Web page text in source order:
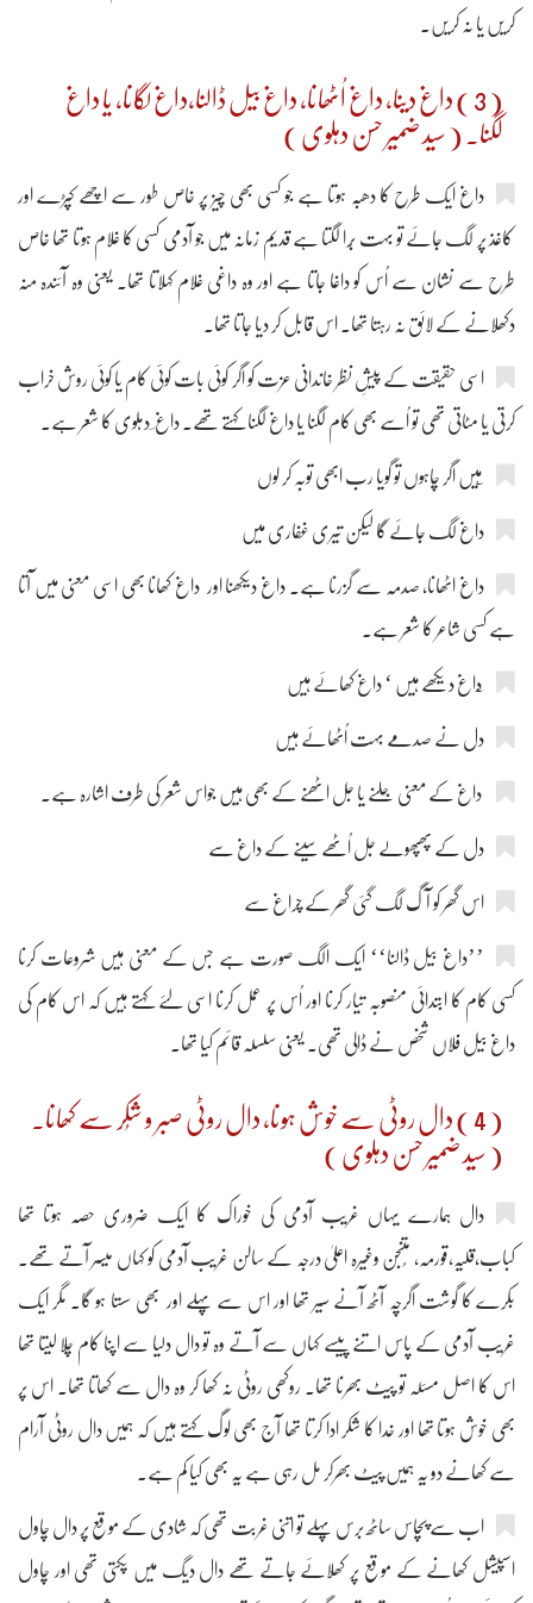
کریں یا نہ کریں۔
( 3 ) داغ دینا، داغ اُٹھانا، داغ بیل ڈالنا،داغ لگانا، یا داغ
لگنا۔ ( سید ضمیر حسن دہلوی )
داغ ایک طرح کا دھبّہ ہوتا ہے جو کسی بھی چیز پر خاص طور سے اچھے کپڑے اور
کاغذ پر لگ جائے تو بہت بُرا لگتا ہے قدیم زمانہ میں جو آدمی کسی کا غلام ہوتا تھا خاص
طرح سے نشان سے اُس کو داغا جاتا ہے اور وہ داغی غلام کہلاتا تھا۔ یعنی وہ آئندہ منہ
دکھلانے کے لائق نہ رہتا تھا۔ اس قابل کر دیا جاتا تھا۔
اسی حقیقت کے پیشِ نظر خاندانی عزت کو اگر کوئی بات کوئی کام یا کوئی روش خراب
کرتی یا مٹاتی تھی تو اُسے بھی کام لگنا یا داغ لگنا کہتے تھے۔ داغ ؔ دہلوی کا شعر ہے۔
داغ لگ جائے گا لیکن تیری غفاری میں
داغ اٹھانا، صدمہ سے گزرنا ہے۔ داغ دیکھنا اور داغ کھانا بھی اسی معنی میں آتا
ہے کسی شاعر کا شعر ہے۔
دل نے صدمے بہت اُٹھائے ہیں
داغ کے معنی جلنے یا جل اٹھنے کے بھی ہیں جواس شعر کی طرف اشارہ ہے۔
دل کے پھپھولے جل اُٹھے سینے کے داغ سے
اس گھر کو آگ لگ گئی گھر کے چراغ سے
’’داغ بیل ڈالنا‘‘ ایک الگ صورت ہے جس کے معنی ہیں شروعات کرنا
کسی کام کا ابتدائی منصوبہ تیار کرنا اور اُس پر عمل کرنا اسی لئے کہتے ہیں کہ اس کام کی
داغ بیل فلاں شخص نے ڈالی تھی۔ یعنی سلسلہ قائم کیا تھا۔
( 4 ) دال روٹی سے خوش ہونا، دال روٹی صبر و شُکر سے کھانا۔
( سید ضمیر حسن دہلوی )
دال ہمارے یہاں غریب آدمی کی خوراک کا ایک ضروری حصہ ہوتا تھا
کباب،قلیہ،قورمہ، مُتنجن وغیرہ اعلیٰ درجہ کے سالن غریب آدمی کو کہاں میسر آتے تھے۔
بکرے کا گوشت اگرچہ آٹھ آنے سیر تھا اور اس سے پہلے اور بھی سستا ہو گا۔ مگر ایک
غریب آدمی کے پاس اتنے پیسے کہاں سے آتے وہ تو دال دلیا سے اپنا کام چلا لیتا تھا
اس کا اصل مسئلہ تو پیٹ بھرنا تھا۔ روکھی روٹی نہ کھا کر وہ دال سے کھاتا تھا۔ اس پر
بھی خوش ہوتا تھا اور خدا کا شکر ادا کرتا تھا آج بھی لوگ کہتے ہیں کہ ہمیں دال روٹی آرام
سے کھانے دو یہ ہمیں پیٹ بھرکر مل رہی ہے یہ بھی کیا کم ہے۔
اب سے پچاس ساٹھ برس پہلے تو اتنی غربت تھی کہ شادی کے موقع پر دال چاول
اسپیشل کھانے کے موقع پر کھلائے جاتے تھے دال دیگ میں پکتی تھی اور چاول